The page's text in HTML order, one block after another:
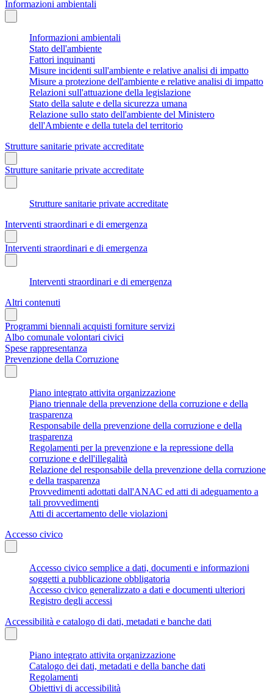
Informazioni ambientali
Informazioni ambientali
Stato dell'ambiente
Fattori inquinanti
Misure incidenti sull'ambiente e relative analisi di impatto
Misure a protezione dell'ambiente e relative analisi di impatto
Relazioni sull'attuazione della legislazione
Stato della salute e della sicurezza umana
Relazione sullo stato dell'ambiente del Ministero
dell'Ambiente e della tutela del territorio
Strutture sanitarie private accreditate
Strutture sanitarie private accreditate
Strutture sanitarie private accreditate
Interventi straordinari e di emergenza
Interventi straordinari e di emergenza
Interventi straordinari e di emergenza
Altri contenuti
Programmi biennali acquisti forniture servizi
Albo comunale volontari civici
Spese rappresentanza
Prevenzione della Corruzione
Piano integrato attivita organizzazione
Piano triennale della prevenzione della corruzione e della
trasparenza
Responsabile della prevenzione della corruzione e della
trasparenza
Regolamenti per la prevenzione e la repressione della
corruzione e dell'illegalità
Relazione del responsabile della prevenzione della corruzione
e della trasparenza
Provvedimenti adottati dall'ANAC ed atti di adeguamento a
tali provvedimenti
Atti di accertamento delle violazioni
Accesso civico
Accesso civico semplice a dati, documenti e informazioni
soggetti a pubblicazione obbligatoria
Accesso civico generalizzato a dati e documenti ulteriori
Registro degli accessi
Accessibilità e catalogo di dati, metadati e banche dati
Piano integrato attivita organizzazione
Catalogo dei dati, metadati e della banche dati
Regolamenti
Obiettivi di accessibilità